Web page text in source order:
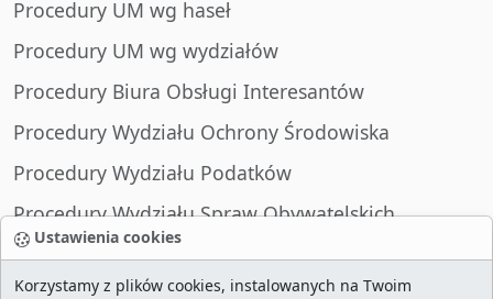
Ustawienia cookies
Korzystamy z plików cookies, instalowanych na Twoim
Procedury UM wg haseł
Procedury UM wg wydziałów
Procedury Biura Obsługi Interesantów
Procedury Wydziału Ochrony Środowiska
Procedury Wydziału Podatków
Procedury Wydziału Spraw Obywatelskich